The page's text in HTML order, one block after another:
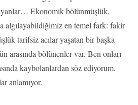
Ekonomik bölünmüşlük,
algılayabildiğimiz en temel fark: fakir
tarifsiz acılar yaşatan bir başka
arasında bölünenler var. Ben onları
kaybolanlardan söz ediyorum.
anlamıyor.